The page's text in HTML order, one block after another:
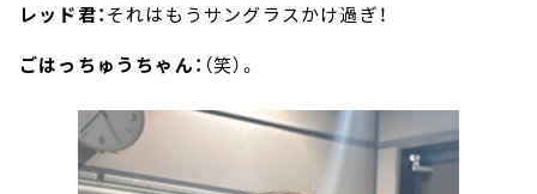
レッド君：それはもうサングラスかけ過ぎ！
ごはっちゅうちゃん： （笑）。